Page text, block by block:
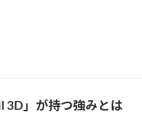
3D」が持つ強みとは